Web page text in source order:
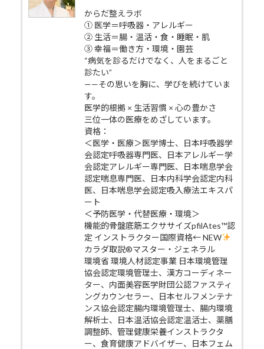
からだ整えラボ
① 医学＝呼吸器・アレルギー
② 生活＝腸・温活・食・睡眠・肌
③ 幸福＝働き方・環境・園芸
“病気を診るだけでなく、人をまるごと
診たい”
——その思いを胸に、学びを続けていま
す。
医学的根拠 × 生活習慣 × 心の豊かさ
三位一体の医療をめざしています。
資格：
＜医学・医療＞医学博士、日本呼吸器学
会認定呼吸器専門医、日本アレルギー学
会認定アレルギー専門医、日本喘息学会
認定喘息専門医、日本内科学会認定内科
医、日本喘息学会認定吸入療法エキスパ
ート
＜予防医学・代替医療・環境＞
機能的骨盤底筋エクササイズpfilAtes™認
定 インストラクター国際資格← NEW
カラダ取説®マスター・ジェネラル
環境省 環境人材認定事業 日本環境管理
協会認定環境管理士、漢方コーディネー
ター、内面美容医学財団公認ファスティ
ングカウンセラー、日本セルフメンテナ
ンス協会認定腸内環境管理士、腸内環境
解析士、日本温活協会認定温活士、薬膳
調整師、管理健康栄養インストラクタ
ー、食育健康アドバイザー、日本フェム